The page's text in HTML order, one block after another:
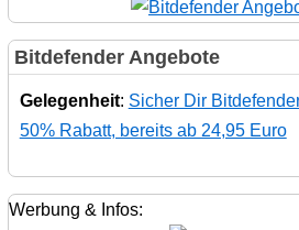
Bitdefender Angebote
Gelegenheit: Sicher Dir
50% Rabatt, bereits ab 24,95 Euro
Werbung & Infos: